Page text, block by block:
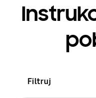
Filtruj